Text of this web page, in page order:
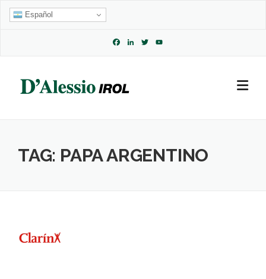
Skip
Español
Facebook
LinkedIn
Twitter
TAG: PAPA ARGENTINO